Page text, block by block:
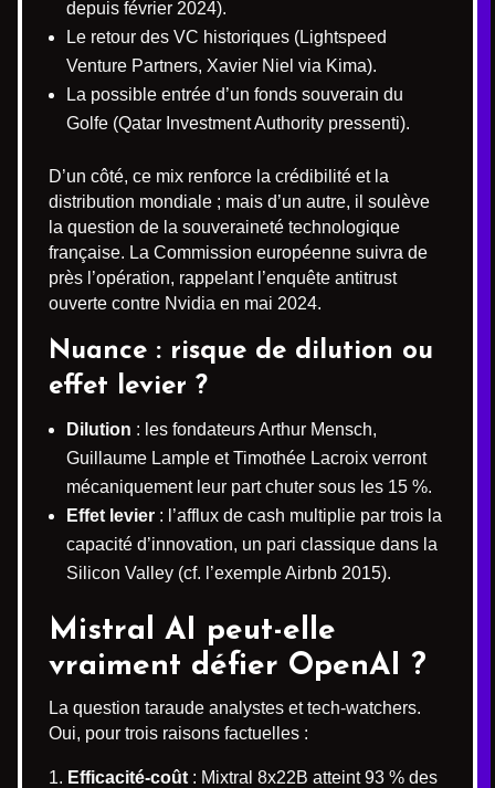
depuis février 2024).
Le retour des VC historiques (Lightspeed
Venture Partners, Xavier Niel via Kima).
La possible entrée d’un fonds souverain du
Golfe (Qatar Investment Authority pressenti).
D’un côté, ce mix renforce la crédibilité et la
distribution mondiale ; mais d’un autre, il soulève
la question de la souveraineté technologique
française. La Commission européenne suivra de
près l’opération, rappelant l’enquête antitrust
ouverte contre Nvidia en mai 2024.
Nuance : risque de dilution ou
effet levier ?
Dilution : les fondateurs Arthur Mensch,
Guillaume Lample et Timothée Lacroix verront
mécaniquement leur part chuter sous les 15 %.
Effet levier : l’afflux de cash multiplie par trois la
capacité d’innovation, un pari classique dans la
Silicon Valley (cf. l’exemple Airbnb 2015).
Mistral AI peut-elle
vraiment défier OpenAI ?
La question taraude analystes et tech-watchers.
Oui, pour trois raisons factuelles :
Efficacité-coût : Mixtral 8x22B atteint 93 % des